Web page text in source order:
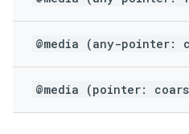
@media (any-pointer:
@media (pointer: